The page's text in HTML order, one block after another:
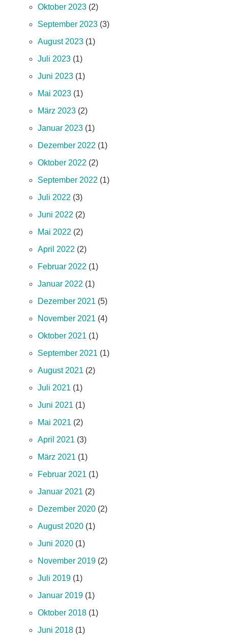
Oktober 2023 (2)
September 2023 (3)
August 2023 (1)
Juli 2023 (1)
Juni 2023 (1)
Mai 2023 (1)
März 2023 (2)
Januar 2023 (1)
Dezember 2022 (1)
Oktober 2022 (2)
September 2022 (1)
Juli 2022 (3)
Juni 2022 (2)
Mai 2022 (2)
April 2022 (2)
Februar 2022 (1)
Januar 2022 (1)
Dezember 2021 (5)
November 2021 (4)
Oktober 2021 (1)
September 2021 (1)
August 2021 (2)
Juli 2021 (1)
Juni 2021 (1)
Mai 2021 (2)
April 2021 (3)
März 2021 (1)
Februar 2021 (1)
Januar 2021 (2)
Dezember 2020 (2)
August 2020 (1)
Juni 2020 (1)
November 2019 (2)
Juli 2019 (1)
Januar 2019 (1)
Oktober 2018 (1)
Juni 2018 (1)